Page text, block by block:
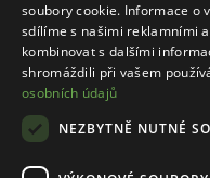
Rady
soubory cookie. Informace o
sdílíme s našimi reklamními
kombinovat s dalšími
shromáždili při vašem
osobních údajů
NEZBYTNĚ NUTNÉ